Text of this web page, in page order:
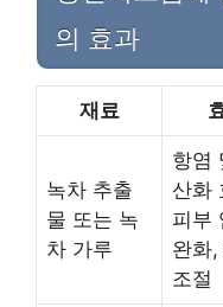
의 효과
재료
녹차 추출
물 또는 녹
차 가루
항염
산화
피부
완화,
조절